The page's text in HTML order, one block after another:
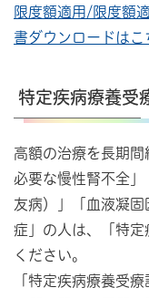
限度額適用/限度額
書ダウンロードはこ
特定疾病療養受
高額の治療を長期
必要な慢性腎不全
友病）」「血液凝
症」の人は、「特定
ください。
「特定疾病療養受